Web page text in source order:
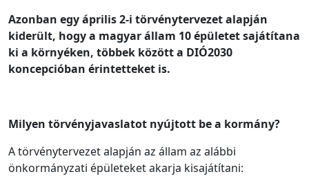
Azonban egy április 2-i törvénytervezet alapján
kiderült, hogy a magyar állam 10 épületet sajátítana
ki a környéken, többek között a DIÓ2030
koncepcióban érintetteket is.
Milyen törvényjavaslatot nyújtott be a kormány?
A törvénytervezet alapján az állam az alábbi
önkormányzati épületeket akarja kisajátítani: